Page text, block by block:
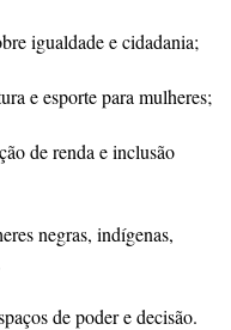
igualdade e cidadania;
e esporte para mulheres;
de renda e inclusão
negras, indígenas,
de poder e decisão.